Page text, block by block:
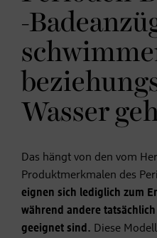
-
Wasser
Das hängt von den vom
Produktmerkmalen des
eignen sich lediglich zum
während andere
geeignet sind. Diese